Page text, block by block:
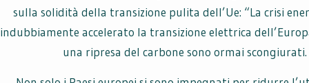
sulla solidità della transizione pulita dell’Ue: “La crisi
indubbiamente accelerato la transizione elettrica
una ripresa del carbone sono ormai scongiurati.